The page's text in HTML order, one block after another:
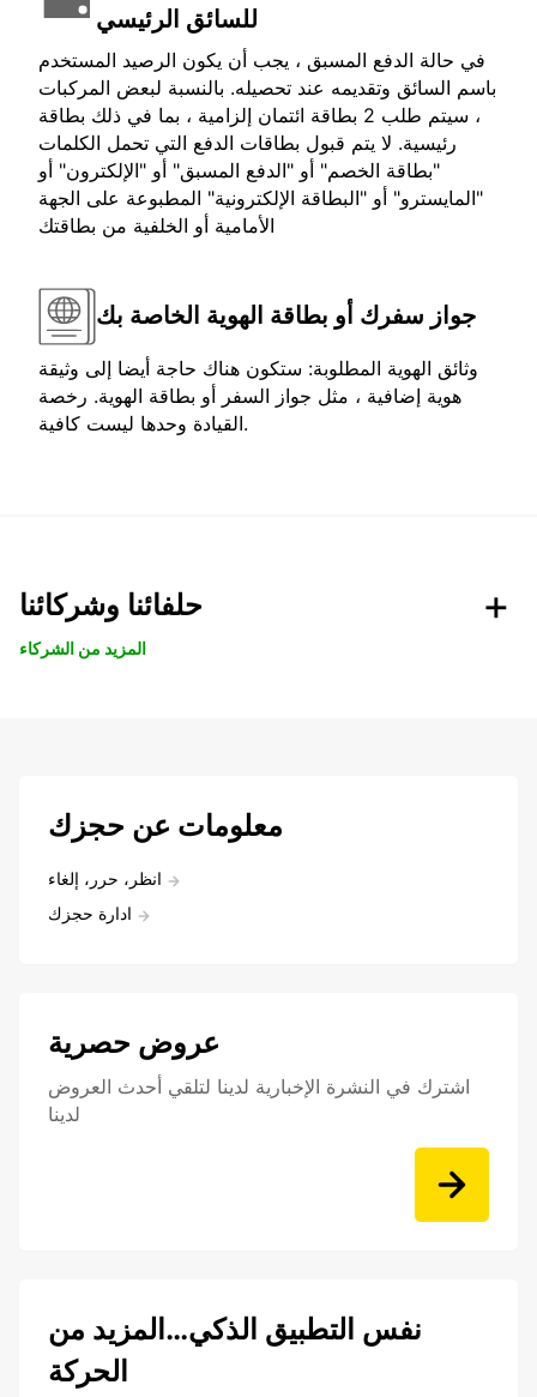
للسائق الرئيسي
في حالة الدفع المسبق ، يجب أن يكون الرصيد المستخدم
باسم السائق وتقديمه عند تحصيله. بالنسبة لبعض المركبات
، سيتم طلب 2 بطاقة ائتمان إلزامية ، بما في ذلك بطاقة
رئيسية. لا يتم قبول بطاقات الدفع التي تحمل الكلمات
"بطاقة الخصم" أو "الدفع المسبق" أو "الإلكترون" أو
"المايسترو" أو "البطاقة الإلكترونية" المطبوعة على الجهة
الأمامية أو الخلفية من بطاقتك
جواز سفرك أو بطاقة الهوية الخاصة بك
وثائق الهوية المطلوبة: ستكون هناك حاجة أيضا إلى وثيقة
هوية إضافية ، مثل جواز السفر أو بطاقة الهوية. رخصة
القيادة وحدها ليست كافية.
حلفائنا وشركائنا
المزيد من الشركاء
معلومات عن حجزك
انظر، حرر، إلغاء
ادارة حجزك
عروض حصرية
اشترك في النشرة الإخبارية لدينا لتلقي أحدث العروض
لدينا
نفس التطبيق الذكي…المزيد من
الحركة